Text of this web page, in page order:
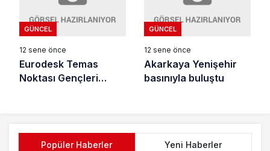
GÜNCEL
12 sene önce
Eurodesk Temas
Noktası Gençleri
GÜNCEL
12 sene önce
Akarkaya Yenişehir
basınıyla buluştu
Popüler Haberler Yeni Haberler